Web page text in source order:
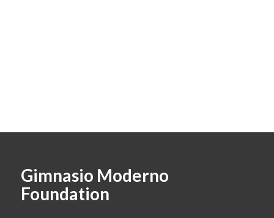
Gimnasio Moderno
Foundation